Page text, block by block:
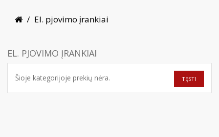
El. pjovimo įrankiai
EL. PJOVIMO ĮRANKIAI
Šioje kategorijoje prekių nėra. TĘSTI